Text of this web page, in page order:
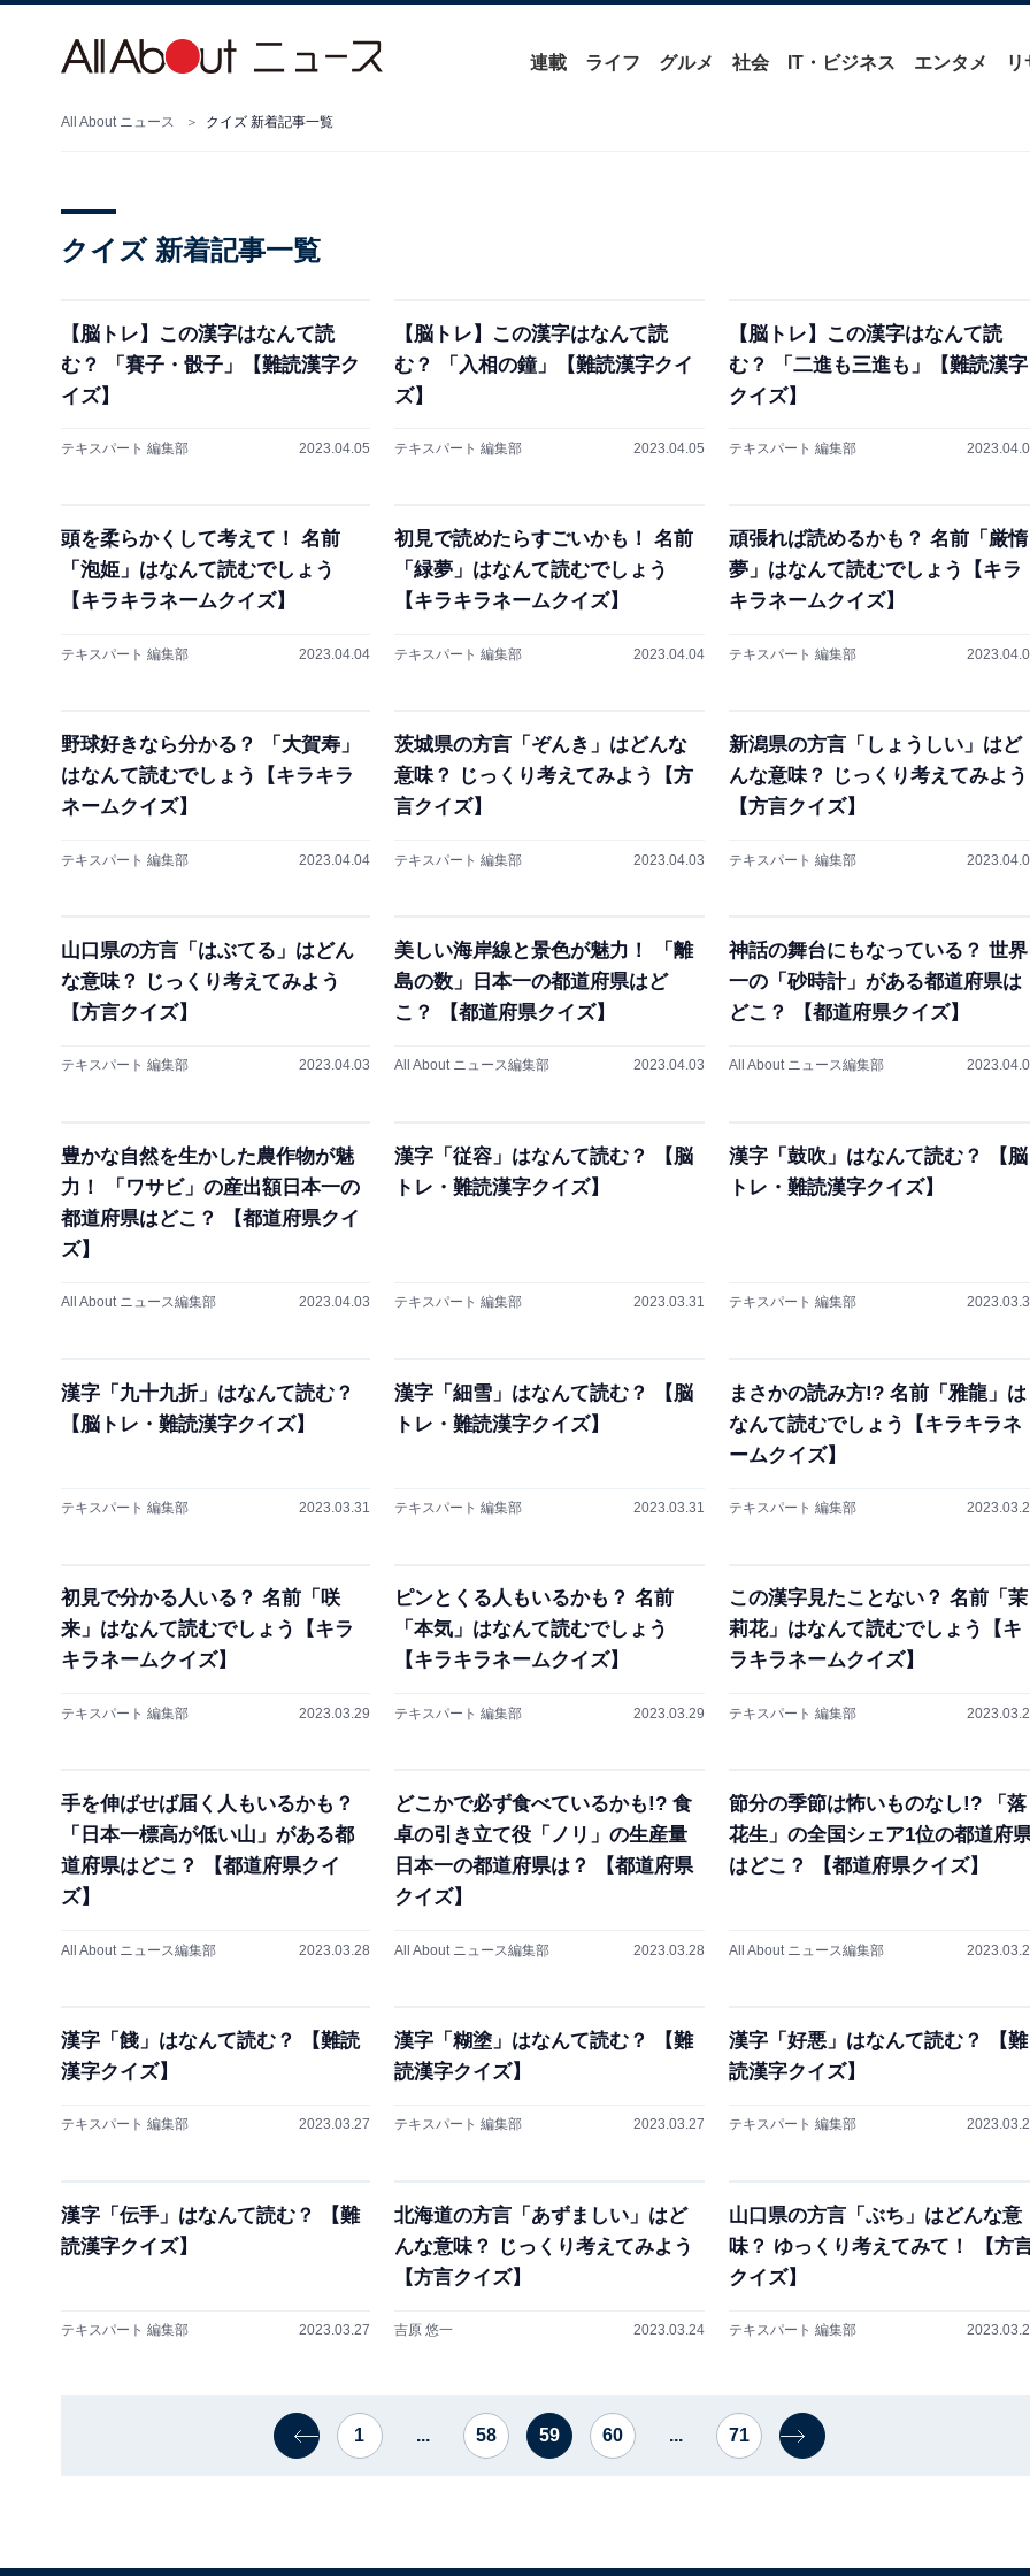
連載 ライフ グルメ 社会 IT・ビジネス エンタメ リ
All About ニュース クイズ 新着記事一覧
クイズ 新着記事一覧
【脳トレ】この漢字はなんて読
む？ 「賽子・骰子」【難読漢字ク
イズ】
テキスパート 編集部 2023.04.05
【脳トレ】この漢字はなんて読
む？ 「入相の鐘」【難読漢字クイ
ズ】
テキスパート 編集部 2023.04.05
【脳トレ】この漢字はなんて読
む？ 「二進も三進も」【難読漢字
クイズ】
テキスパート 編集部
頭を柔らかくして考えて！ 名前
「泡姫」はなんて読むでしょう
【キラキラネームクイズ】
テキスパート 編集部 2023.04.04
初見で読めたらすごいかも！ 名前
「緑夢」はなんて読むでしょう
【キラキラネームクイズ】
テキスパート 編集部 2023.04.04
頑張れば読めるかも？ 名前「厳惰
夢」はなんて読むでしょう【キラ
キラネームクイズ】
テキスパート 編集部
野球好きなら分かる？ 「大賀寿」
はなんて読むでしょう【キラキラ
ネームクイズ】
テキスパート 編集部 2023.04.04
茨城県の方言「ぞんき」はどんな
意味？ じっくり考えてみよう【方
言クイズ】
テキスパート 編集部 2023.04.03
新潟県の方言「しょうしい」はど
んな意味？ じっくり考えてみよう
【方言クイズ】
テキスパート 編集部
山口県の方言「はぶてる」はどん
な意味？ じっくり考えてみよう
【方言クイズ】
テキスパート 編集部 2023.04.03
美しい海岸線と景色が魅力！ 「離
島の数」日本一の都道府県はど
こ？ 【都道府県クイズ】
All About ニュース編集部 2023.04.03
神話の舞台にもなっている？ 世界
一の「砂時計」がある都道府県は
どこ？ 【都道府県クイズ】
All About ニュース編集部
豊かな自然を生かした農作物が魅
力！ 「ワサビ」の産出額日本一の
都道府県はどこ？ 【都道府県クイ
ズ】
All About ニュース編集部 2023.04.03
漢字「従容」はなんて読む？ 【脳
トレ・難読漢字クイズ】
テキスパート 編集部 2023.03.31
漢字「鼓吹」はなんて読む？ 【脳
トレ・難読漢字クイズ】
テキスパート 編集部
漢字「九十九折」はなんて読む？
【脳トレ・難読漢字クイズ】
テキスパート 編集部 2023.03.31
漢字「細雪」はなんて読む？ 【脳
トレ・難読漢字クイズ】
テキスパート 編集部 2023.03.31
まさかの読み方!? 名前「雅龍」は
なんて読むでしょう【キラキラネ
ームクイズ】
テキスパート 編集部
初見で分かる人いる？ 名前「咲
来」はなんて読むでしょう【キラ
キラネームクイズ】
テキスパート 編集部 2023.03.29
ピンとくる人もいるかも？ 名前
「本気」はなんて読むでしょう
【キラキラネームクイズ】
テキスパート 編集部 2023.03.29
この漢字見たことない？ 名前「茉
莉花」はなんて読むでしょう【キ
ラキラネームクイズ】
テキスパート 編集部
手を伸ばせば届く人もいるかも？
「日本一標高が低い山」がある都
道府県はどこ？ 【都道府県クイ
ズ】
All About ニュース編集部 2023.03.28
どこかで必ず食べているかも!? 食
卓の引き立て役「ノリ」の生産量
日本一の都道府県は？ 【都道府県
クイズ】
All About ニュース編集部 2023.03.28
節分の季節は怖いものなし!? 「落
花生」の全国シェア1位の都道府
はどこ？ 【都道府県クイズ】
All About ニュース編集部
漢字「餞」はなんて読む？ 【難読
漢字クイズ】
テキスパート 編集部 2023.03.27
漢字「糊塗」はなんて読む？ 【難
読漢字クイズ】
テキスパート 編集部 2023.03.27
漢字「好悪」はなんて読む？ 【難
読漢字クイズ】
テキスパート 編集部
漢字「伝手」はなんて読む？ 【難
読漢字クイズ】
テキスパート 編集部 2023.03.27
北海道の方言「あずましい」はど
んな意味？ じっくり考えてみよう
【方言クイズ】
吉原 悠一 2023.03.24
山口県の方言「ぶち」はどんな意
味？ ゆっくり考えてみて！ 【方
クイズ】
テキスパート 編集部
1 ... 58 59 60 ... 71